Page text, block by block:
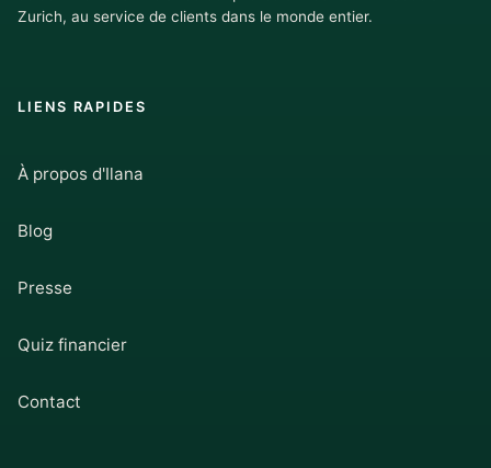
Zurich, au service de clients dans le monde entier.
LIENS RAPIDES
À propos d'Ilana
Blog
Presse
Quiz financier
Contact